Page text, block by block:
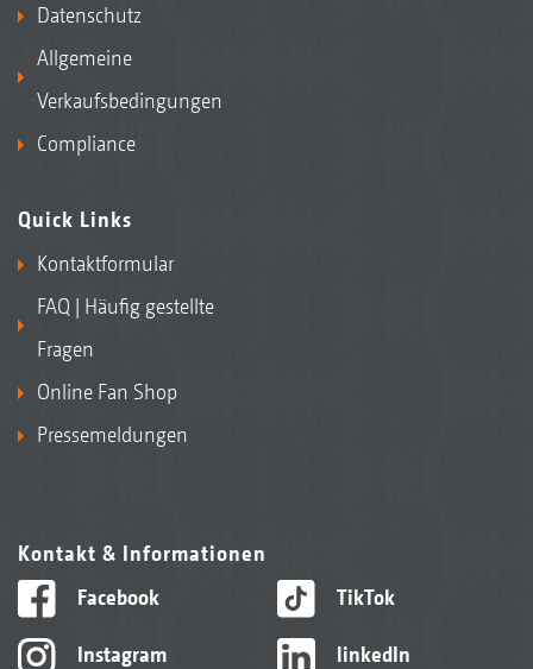
Datenschutz
Allgemeine
Verkaufsbedingungen
Compliance
Quick Links
Kontaktformular
FAQ | Häufig gestellte
Fragen
Online Fan Shop
Pressemeldungen
Kontakt & Informationen
Facebook
Instagram
TikTok
linkedIn